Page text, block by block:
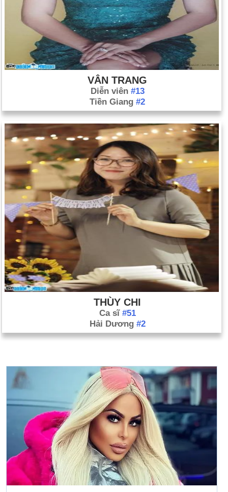
VÂN TRANG
Diễn viên #13
Tiền Giang #2
THÙY CHI
Ca sĩ #51
Hải Dương #2